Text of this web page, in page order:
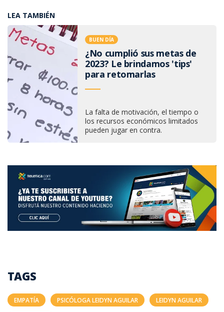
LEA TAMBIÉN
BUEN DÍA
¿No cumplió sus metas de
2023? Le brindamos 'tips'
para retomarlas
La falta de motivación, el tiempo o
los recursos económicos limitados
pueden jugar en contra.
TAGS
EMPATÍA PSICÓLOGA LEIDYN AGUILAR LEIDYN AGUILAR